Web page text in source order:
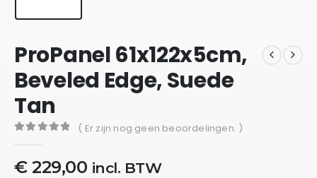
ProPanel 61x122x5cm,
Beveled Edge, Suede
Tan
( Er zijn nog geen beoordelingen. )
€229,00 incl. BTW